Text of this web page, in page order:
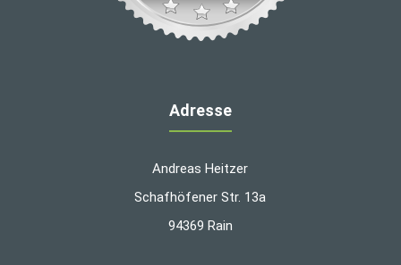
Adresse
Andreas Heitzer
Schafhöfener Str. 13a
94369 Rain